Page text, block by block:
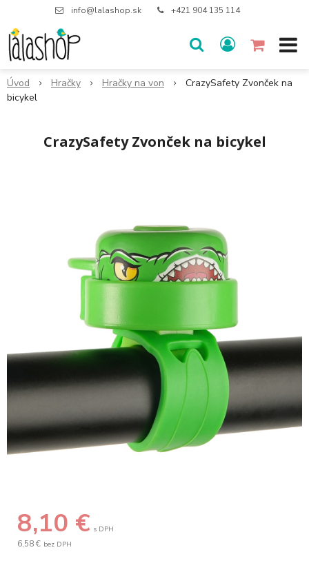
info@lalashop.sk +421 904 135 114
Úvod Hračky Hračky na von
CrazySafety Zvonček na
bicykel
CrazySafety Zvonček na bicykel
8,10 € s DPH
6,58 € bez DPH